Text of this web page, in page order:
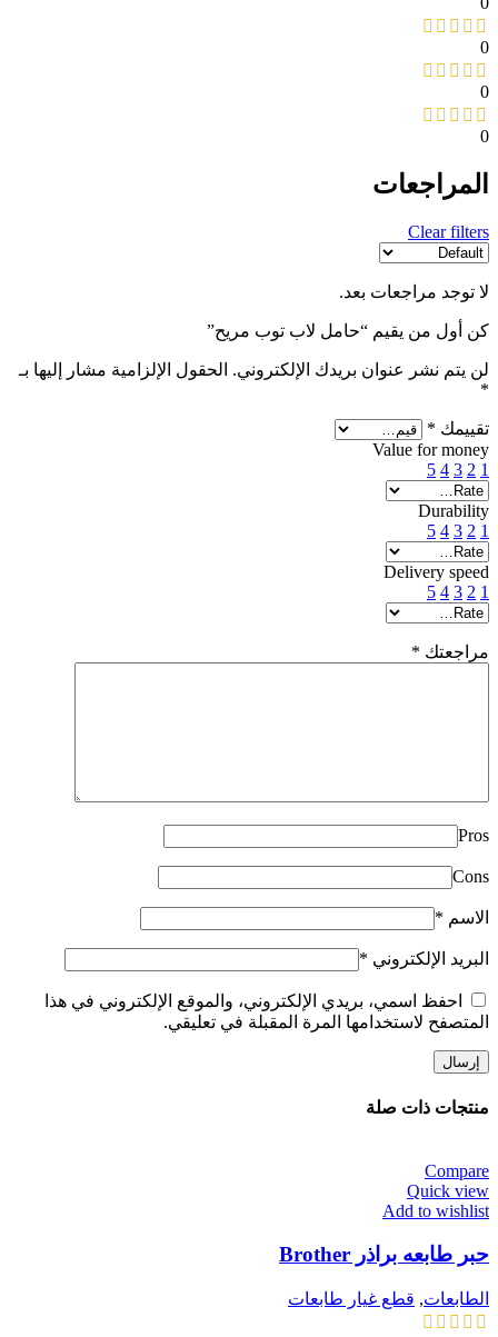
0
0
0
المراجعات
Clear filters
لا توجد مراجعات بعد.
كن أول من يقيم “حامل لاب توب مريح”
لن يتم نشر عنوان بريدك الإلكتروني. الحقول الإلزامية مشار إليها بـ
*
تقييمك *
Value for money
1
2
3
4
5
Durability
1
2
3
4
5
Delivery speed
1
2
3
4
5
مراجعتك *
Pros
Cons
الاسم *
البريد الإلكتروني *
احفظ اسمي، بريدي الإلكتروني، والموقع الإلكتروني في هذا
المتصفح لاستخدامها المرة المقبلة في تعليقي.
منتجات ذات صلة
Compare
Quick view
Add to wishlist
حبر طابعه براذر Brother
الطابعات, قطع غيار طابعات